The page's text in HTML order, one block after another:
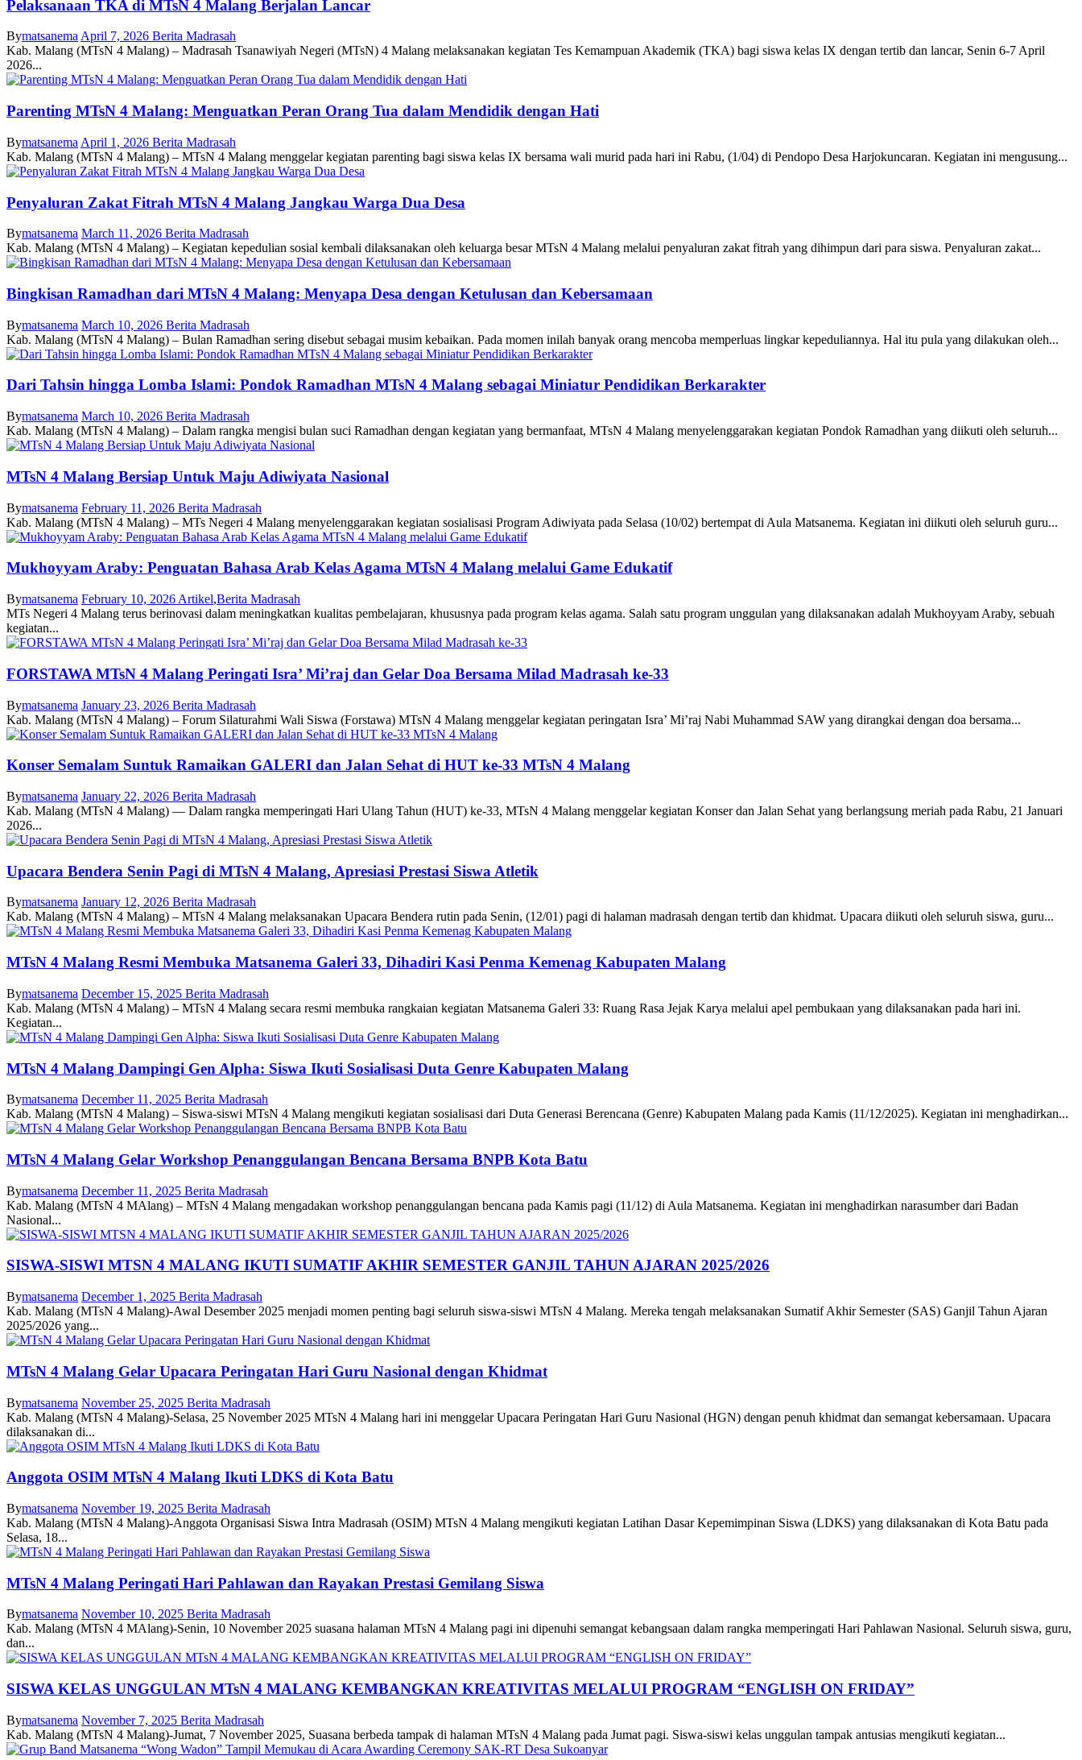
Pelaksanaan TKA di MTsN 4 Malang Berjalan Lancar
BymatsanemaApril 7, 2026 Berita Madrasah
Kab. Malang (MTsN 4 Malang) – Madrasah Tsanawiyah Negeri (MTsN) 4 Malang melaksanakan kegiatan Tes Kemampuan Akademik (TKA) bagi siswa kelas IX dengan tertib dan lancar, Senin 6-7 April
2026...
Parenting MTsN 4 Malang: Menguatkan Peran Orang Tua dalam Mendidik dengan Hati
Bymatsanema April 1, 2026 Berita Madrasah
Kab. Malang (MTsN 4 Malang) – MTsN 4 Malang menggelar kegiatan parenting bagi siswa kelas IX bersama wali murid pada hari ini Rabu, (1/04) di Pendopo Desa Harjokuncaran. Kegiatan ini mengusung...
Penyaluran Zakat Fitrah MTsN 4 Malang Jangkau Warga Dua Desa
Bymatsanema March 11, 2026 Berita Madrasah
Kab. Malang (MTsN 4 Malang) – Kegiatan kepedulian sosial kembali dilaksanakan oleh keluarga besar MTsN 4 Malang melalui penyaluran zakat fitrah yang dihimpun dari para siswa. Penyaluran zakat...
Bingkisan Ramadhan dari MTsN 4 Malang: Menyapa Desa dengan Ketulusan dan Kebersamaan
Bymatsanema March 10, 2026 Berita Madrasah
Kab. Malang (MTsN 4 Malang) – Bulan Ramadhan sering disebut sebagai musim kebaikan. Pada momen inilah banyak orang mencoba memperluas lingkar kepeduliannya. Hal itu pula yang dilakukan oleh...
Dari Tahsin hingga Lomba Islami: Pondok Ramadhan MTsN 4 Malang sebagai Miniatur Pendidikan Berkarakter
Bymatsanema March 10, 2026 Berita Madrasah
Kab. Malang (MTsN 4 Malang) – Dalam rangka mengisi bulan suci Ramadhan dengan kegiatan yang bermanfaat, MTsN 4 Malang menyelenggarakan kegiatan Pondok Ramadhan yang diikuti oleh seluruh...
MTsN 4 Malang Bersiap Untuk Maju Adiwiyata Nasional
Bymatsanema February 11, 2026 Berita Madrasah
Kab. Malang (MTsN 4 Malang) – MTs Negeri 4 Malang menyelenggarakan kegiatan sosialisasi Program Adiwiyata pada Selasa (10/02) bertempat di Aula Matsanema. Kegiatan ini diikuti oleh seluruh guru...
Mukhoyyam Araby: Penguatan Bahasa Arab Kelas Agama MTsN 4 Malang melalui Game Edukatif
Bymatsanema February 10, 2026 Artikel,Berita Madrasah
MTs Negeri 4 Malang terus berinovasi dalam meningkatkan kualitas pembelajaran, khususnya pada program kelas agama. Salah satu program unggulan yang dilaksanakan adalah Mukhoyyam Araby, sebuah
kegiatan...
FORSTAWA MTsN 4 Malang Peringati Isra’ Mi’raj dan Gelar Doa Bersama Milad Madrasah ke-33
Bymatsanema January 23, 2026 Berita Madrasah
Kab. Malang (MTsN 4 Malang) – Forum Silaturahmi Wali Siswa (Forstawa) MTsN 4 Malang menggelar kegiatan peringatan Isra’ Mi’raj Nabi Muhammad SAW yang dirangkai dengan doa bersama...
Konser Semalam Suntuk Ramaikan GALERI dan Jalan Sehat di HUT ke-33 MTsN 4 Malang
Bymatsanema January 22, 2026 Berita Madrasah
Kab. Malang (MTsN 4 Malang) — Dalam rangka memperingati Hari Ulang Tahun (HUT) ke-33, MTsN 4 Malang menggelar kegiatan Konser dan Jalan Sehat yang berlangsung meriah pada Rabu, 21 Januari
2026...
Upacara Bendera Senin Pagi di MTsN 4 Malang, Apresiasi Prestasi Siswa Atletik
Bymatsanema January 12, 2026 Berita Madrasah
Kab. Malang (MTsN 4 Malang) – MTsN 4 Malang melaksanakan Upacara Bendera rutin pada Senin, (12/01) pagi di halaman madrasah dengan tertib dan khidmat. Upacara diikuti oleh seluruh siswa, guru...
MTsN 4 Malang Resmi Membuka Matsanema Galeri 33, Dihadiri Kasi Penma Kemenag Kabupaten Malang
Bymatsanema December 15, 2025 Berita Madrasah
Kab. Malang (MTsN 4 Malang) – MTsN 4 Malang secara resmi membuka rangkaian kegiatan Matsanema Galeri 33: Ruang Rasa Jejak Karya melalui apel pembukaan yang dilaksanakan pada hari ini.
Kegiatan...
MTsN 4 Malang Dampingi Gen Alpha: Siswa Ikuti Sosialisasi Duta Genre Kabupaten Malang
Bymatsanema December 11, 2025 Berita Madrasah
Kab. Malang (MTsN 4 Malang) – Siswa-siswi MTsN 4 Malang mengikuti kegiatan sosialisasi dari Duta Generasi Berencana (Genre) Kabupaten Malang pada Kamis (11/12/2025). Kegiatan ini menghadirkan...
MTsN 4 Malang Gelar Workshop Penanggulangan Bencana Bersama BNPB Kota Batu
Bymatsanema December 11, 2025 Berita Madrasah
Kab. Malang (MTsN 4 MAlang) – MTsN 4 Malang mengadakan workshop penanggulangan bencana pada Kamis pagi (11/12) di Aula Matsanema. Kegiatan ini menghadirkan narasumber dari Badan
Nasional...
SISWA-SISWI MTSN 4 MALANG IKUTI SUMATIF AKHIR SEMESTER GANJIL TAHUN AJARAN 2025/2026
Bymatsanema December 1, 2025 Berita Madrasah
Kab. Malang (MTsN 4 Malang)-Awal Desember 2025 menjadi momen penting bagi seluruh siswa-siswi MTsN 4 Malang. Mereka tengah melaksanakan Sumatif Akhir Semester (SAS) Ganjil Tahun Ajaran
2025/2026 yang...
MTsN 4 Malang Gelar Upacara Peringatan Hari Guru Nasional dengan Khidmat
Bymatsanema November 25, 2025 Berita Madrasah
Kab. Malang (MTsN 4 Malang)-Selasa, 25 November 2025 MTsN 4 Malang hari ini menggelar Upacara Peringatan Hari Guru Nasional (HGN) dengan penuh khidmat dan semangat kebersamaan. Upacara
dilaksanakan di...
Anggota OSIM MTsN 4 Malang Ikuti LDKS di Kota Batu
Bymatsanema November 19, 2025 Berita Madrasah
Kab. Malang (MTsN 4 Malang)-Anggota Organisasi Siswa Intra Madrasah (OSIM) MTsN 4 Malang mengikuti kegiatan Latihan Dasar Kepemimpinan Siswa (LDKS) yang dilaksanakan di Kota Batu pada
Selasa, 18...
MTsN 4 Malang Peringati Hari Pahlawan dan Rayakan Prestasi Gemilang Siswa
Bymatsanema November 10, 2025 Berita Madrasah
Kab. Malang (MTsN 4 MAlang)-Senin, 10 November 2025 suasana halaman MTsN 4 Malang pagi ini dipenuhi semangat kebangsaan dalam rangka memperingati Hari Pahlawan Nasional. Seluruh siswa, guru,
dan...
SISWA KELAS UNGGULAN MTsN 4 MALANG KEMBANGKAN KREATIVITAS MELALUI PROGRAM “ENGLISH ON FRIDAY”
Bymatsanema November 7, 2025 Berita Madrasah
Kab. Malang (MTsN 4 Malang)-Jumat, 7 November 2025, Suasana berbeda tampak di halaman MTsN 4 Malang pada Jumat pagi. Siswa-siswi kelas unggulan tampak antusias mengikuti kegiatan...